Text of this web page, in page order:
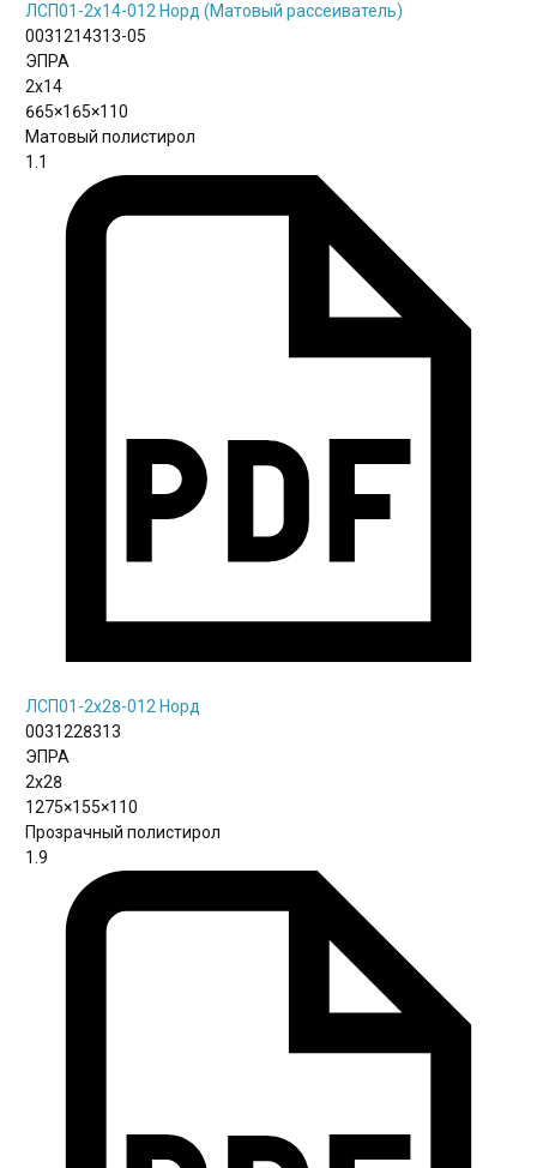
ЛСП01-2х14-012 Норд (Матовый рассеиватель)
0031214313-05
ЭПРА
2х14
665×165×110
Матовый полистирол
1.1
ЛСП01-2х28-012 Норд
0031228313
ЭПРА
2х28
1275×155×110
Прозрачный полистирол
1.9